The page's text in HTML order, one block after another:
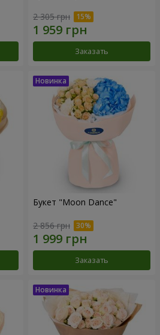
2 305 грн
Заказать
Букет "Moon Dance"
2 856 грн
Заказать